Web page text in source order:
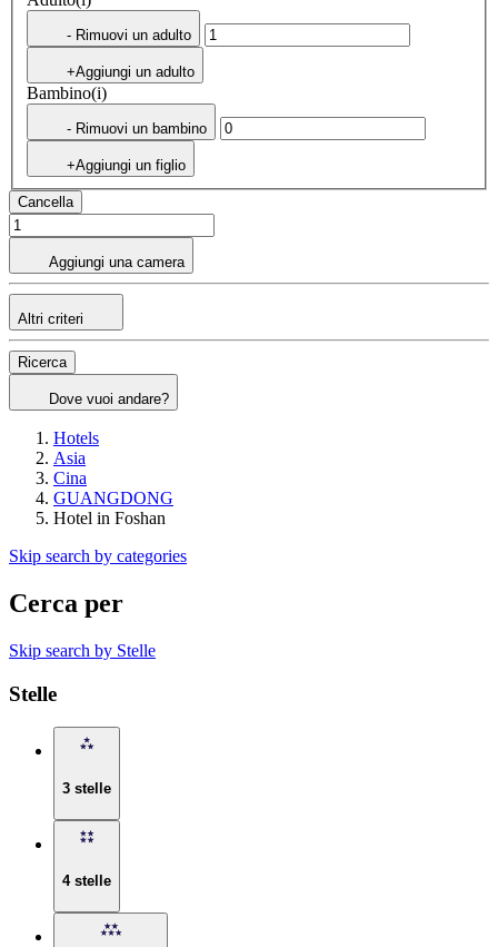
- Rimuovi un adulto
+Aggiungi un adulto
Bambino(i)
- Rimuovi un bambino
+Aggiungi un figlio
Cancella
Aggiungi una camera
Altri criteri
Ricerca
Dove vuoi andare?
Hotels
Asia
Cina
GUANGDONG
Hotel in Foshan
Skip search by categories
Cerca per
Skip search by Stelle
Stelle
3 stelle
4 stelle